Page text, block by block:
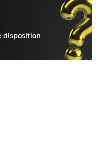
disposition